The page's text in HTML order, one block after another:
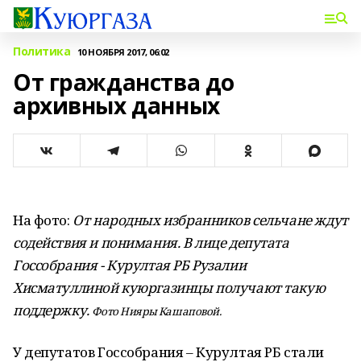
Политика 10 НОЯБРЯ 2017, 06:02
От гражданства до
архивных данных
На фото: От народных избранников сельчане ждут
содействия и понимания. В лице депутата
Госсобрания - Курултая РБ Рузалии
Хисматуллиной куюргазинцы получают такую
поддержку. Фото Нияры Кашаповой.
У депутатов Госсобрания – Курултая РБ стали